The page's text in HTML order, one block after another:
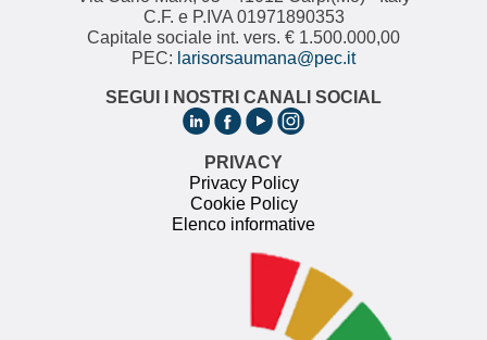
C.F. e P.IVA 01971890353
Capitale sociale int. vers. € 1.500.000,00
PEC: larisorsaumana@pec.it
SEGUI I NOSTRI CANALI SOCIAL
PRIVACY
Privacy Policy
Cookie Policy
Elenco informative